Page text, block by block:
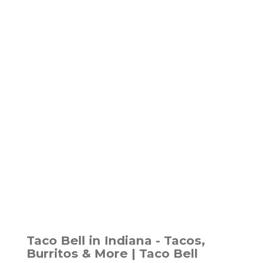
Taco Bell in Indiana - Tacos,
Burritos & More | Taco Bell